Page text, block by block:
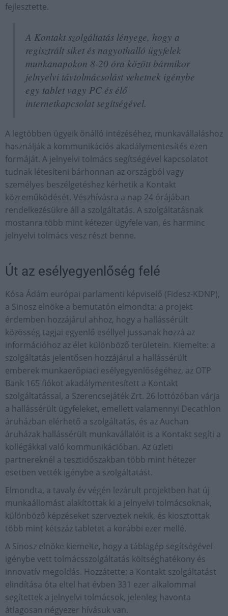
fejlesztette.
A Kontakt szolgáltatás lényege, hogy a
regisztrált siket és nagyothalló ügyfelek
munkanapokon 8-20 óra között bármikor
jelnyelvi távtolmácsolást vehetnek igénybe
egy tablet vagy PC és élő
internetkapcsolat segítségével.
A legtöbben ügyeik önálló intézéséhez, munkavállaláshoz
használják a kommunikációs akadálymentesítés ezen
formáját. A jelnyelvi tolmács segítségével kapcsolatot
tudnak létesíteni bárhonnan az országból vagy
személyes beszélgetéshez kérhetik a Kontakt
közreműködését. Vészhívásra a nap 24 órájában
rendelkezésükre áll a szolgáltatás. A szolgáltatásnak
mostanra több mint kétezer ügyfele van, és harminc
jelnyelvi tolmács vesz részt benne.
Út az esélyegyenlőség felé
Kósa Ádám európai parlamenti képviselő (Fidesz-KDNP),
a Sinosz elnöke a bemutatón elmondta: a projekt
érdemben hozzájárul ahhoz, hogy a hallássérült
közösség tagjai egyenlő eséllyel jussanak hozzá az
információhoz az élet különböző területein. Kiemelte: a
szolgáltatás jelentősen hozzájárul a hallássérült
emberek munkaerőpiaci esélyegyenlőségéhez, az OTP
Bank 165 fiókot akadálymentesített a Kontakt
szolgáltatással, a Szerencsejáték Zrt. 26 lottózóban várja
a hallássérült ügyfeleket, emellett valamennyi Decathlon
áruházban elérhető a szolgáltatás, és az Auchan
áruházak hallássérült munkavállalóit is a Kontakt segíti a
kollégákkal való kommunikációban. Az üzleti
partnereknél a tesztidőszakban több mint hétezer
esetben vették igénybe a szolgáltatást.
Elmondta, a tavaly év végén lezárult projektben hat új
munkaállomást alakítottak ki a jelnyelvi tolmácsoknak,
különböző képzéseket szerveztek nekik, és kiosztottak
több mint kétszáz tabletet a korábbi ezer mellé.
A Sinosz elnöke kiemelte, hogy a táblagép segítségével
igénybe vett tolmácsszolgáltatás költséghatékony és
innovatív megoldás. Hozzátette: a Kontakt szolgáltatást
elindítása óta eltel hat évben 331 ezer alkalommal
segítettek a jelnyelvi tolmácsok, jelenleg havonta
átlagosan négyezer hívásuk van.